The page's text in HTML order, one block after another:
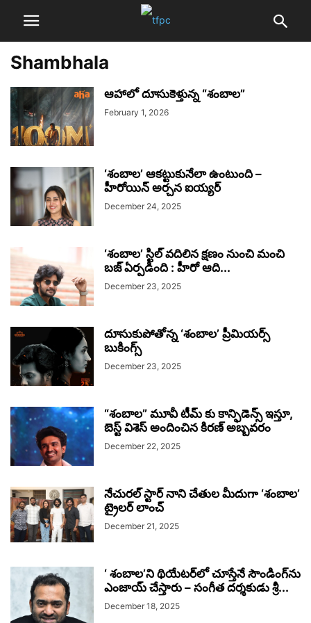
Shambhala
ఆహాలో దూసుకెళ్తున్న “శంబాల”
February 1, 2026
‘శంబాల’ ఆకట్టుకునేలా ఉంటుంది –
హీరోయిన్ అర్చన ఐయ్యర్
December 24, 2025
‘శంబాల’ స్టిల్ వదిలిన క్షణం నుంచి మంచి
బజ్ ఏర్పడింది : హీరో ఆది...
December 23, 2025
దూసుకుపోతోన్న ‘శంబాల’ ప్రీమియర్స్
బుకింగ్స్‌
December 23, 2025
“శంబాల” మూవీ టీమ్ కు కాన్ఫిడెన్స్ ఇస్తూ,
బెస్ట్ విశెస్ అందించిన కిరణ్ అబ్బవరం
December 22, 2025
నేచురల్ స్టార్ నాని చేతుల మీదుగా ‘శంబాల’
ట్రైలర్ లాంచ్
December 21, 2025
‘ శంబాల’ని థియేటర్‌లో చూస్తేనే సౌండింగ్‌ను
ఎంజాయ్ చేస్తారు – సంగీత దర్శకుడు శ్రీ...
December 18, 2025